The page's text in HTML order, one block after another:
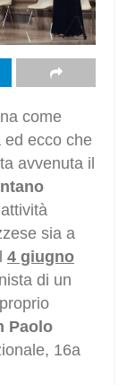
come
ed ecco che
avvenuta il
sia a
4 giugno
di un
Paolo
16a